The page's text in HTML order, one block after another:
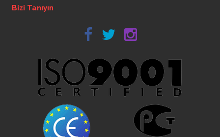
Bizi Tanıyın